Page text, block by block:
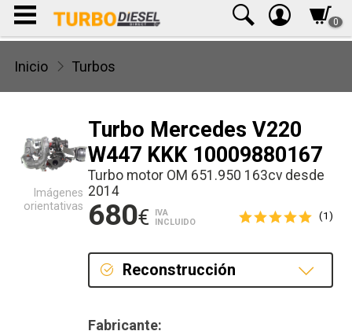
0
Inicio Turbos
Turbo Mercedes V220
W447 KKK 10009880167
Turbo motor OM 651.950 163cv desde
2014
680€
IVA
INCLUIDO
(1)
Reconstrucción
Fabricante:
Imágenes
orientativas